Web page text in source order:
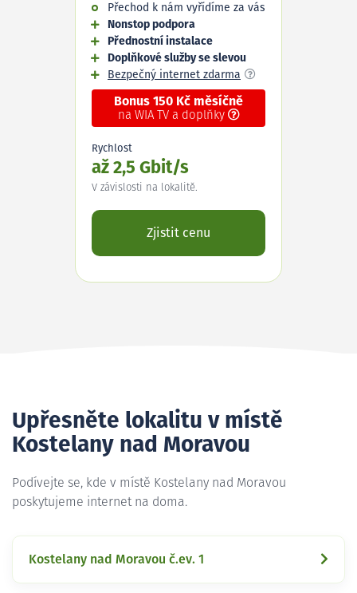
Přechod k nám vyřídíme za vás
Nonstop podpora
Přednostní instalace
Doplňkové služby se slevou
Bezpečný internet zdarma
Bonus 150 Kč měsíčně
na WIA TV a doplňky
Rychlost
až 2,5 Gbit/s
V závislosti na lokalitě.
Zjistit cenu
Upřesněte lokalitu v místě
Kostelany nad Moravou
Podívejte se, kde v místě Kostelany nad Moravou
poskytujeme internet na doma.
Kostelany nad Moravou č.ev. 1